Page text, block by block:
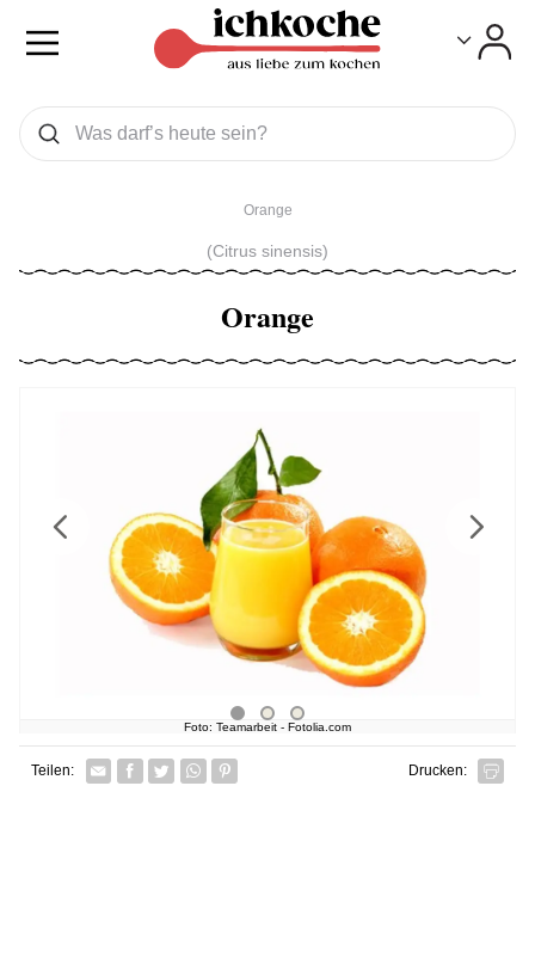
Was wollen Sie suchen
Suchen
Orange
(Citrus sinensis)
Orange
Foto: Teamarbeit - Fotolia.com
Next
Previous
Teilen: Facebook
TwitterWhatsapp senden
Pin it Drucken: